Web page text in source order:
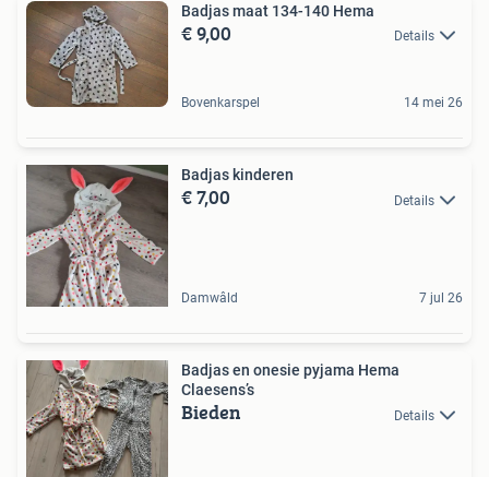
Badjas maat 134-140 Hema
€ 9,00 Details
Bovenkarspel 14 mei 26
Badjas kinderen
€ 7,00 Details
Damwâld 7 jul 26
Badjas en onesie pyjama Hema
Claesens’s
Bieden Details